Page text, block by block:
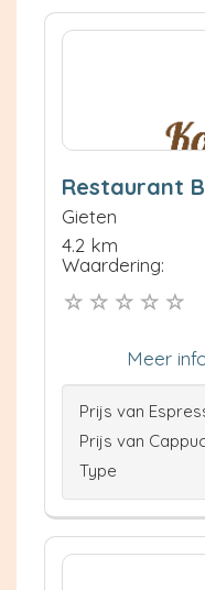
Restaurant
Gieten
4.2 km
Waardering:
Meer
Prijs van
Prijs van
Type